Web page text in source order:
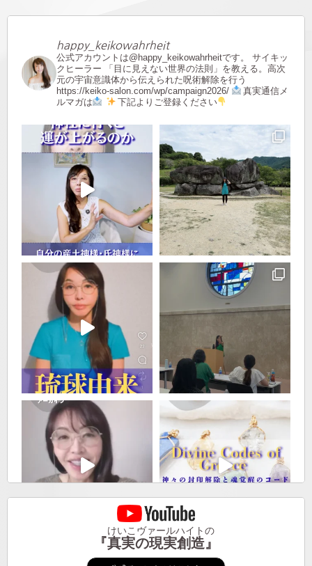
happy_keikowahrheit
公式アカウントは@happy_keikowahrheitです。
サイキッ
クヒーラー 「目に見えない世界の法則」を教える。高次
元の宇宙意識体から伝えられた呪術解除を行う
https://keiko-salon.com/wp/campaign2026/
真実通信メ
ルマガは
下記よりご登録ください
けいこヴァールハイトの
『真実の現実創造』